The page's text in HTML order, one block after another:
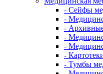
- Сейфы
-
-
-
-
-
- Тумбы